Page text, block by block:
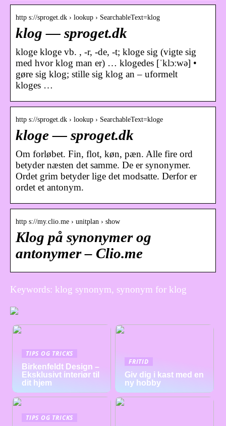
http s://sproget.dk › lookup › SearchableText=klog
klog — sproget.dk
kloge kloge vb. , -r, -de, -t; kloge sig (vigte sig
med hvor klog man er) … klogedes [ˈklɔːwə] •
gøre sig klog; stille sig klog an – uformelt
kloges …
http s://sproget.dk › lookup › SearchableText=kloge
kloge — sproget.dk
Om forløbet. Fin, flot, køn, pæn. Alle fire ord
betyder næsten det samme. De er synonymer.
Ordet grim betyder lige det modsatte. Derfor er
ordet et antonym.
http s://my.clio.me › unitplan › show
Klog på synonymer og
antonymer – Clio.me
Keywords: klog synonym, synonym for klog
TIPS OG TRICKS
Birkenfeldt Design –
Eksklusivt interiør til
dit hjem
FRITID
Giv dig i kast med en
ny hobby
TIPS OG TRICKS